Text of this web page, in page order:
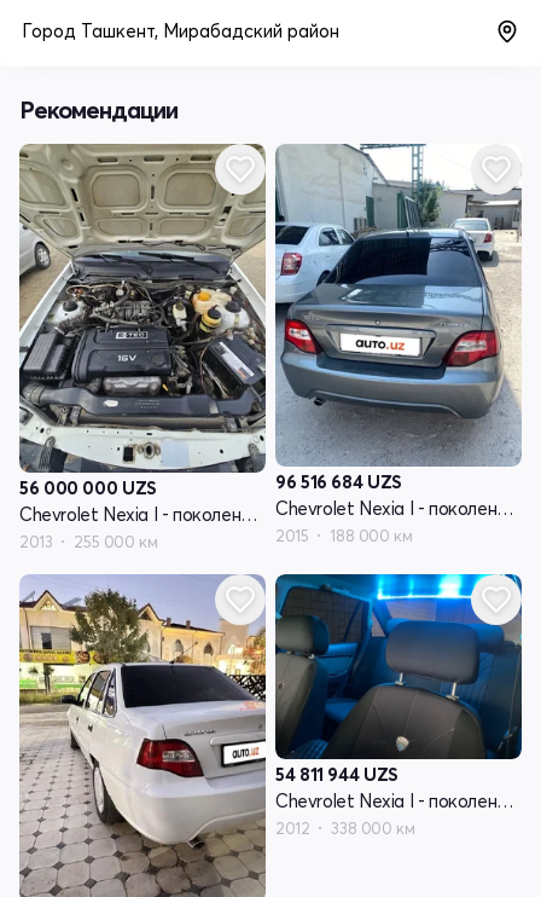
Город Ташкент, Мирабадский район
Рекомендации
56 000 000 UZS
Chevrolet Nexia I - поколение рестайлинг
2013 255 000 км
96 516 684 UZS
Chevrolet Nexia I - поколение рестайлинг
2015 188 000 км
54 811 944 UZS
Chevrolet Nexia I - поколение рестайлинг
2012 338 000 км